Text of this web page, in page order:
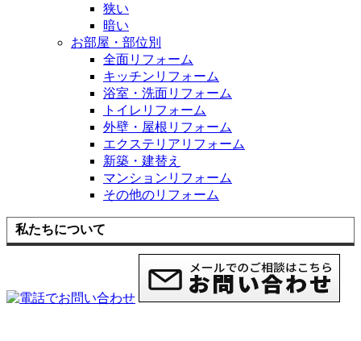
狭い
暗い
お部屋・部位別
全面リフォーム
キッチンリフォーム
浴室・洗面リフォーム
トイレリフォーム
外壁・屋根リフォーム
エクステリアリフォーム
新築・建替え
マンションリフォーム
その他のリフォーム
私たちについて